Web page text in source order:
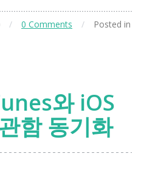
/ 0 Comments /
Posted in
와 iOS
함 동기화